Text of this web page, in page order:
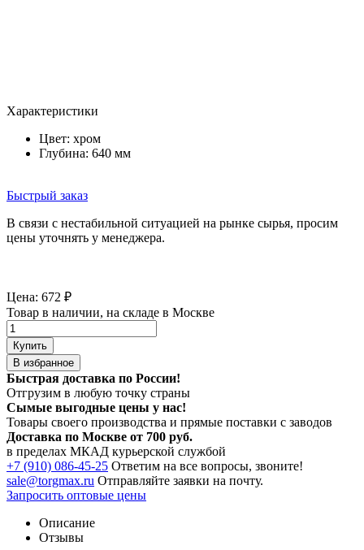
Характеристики
Цвет: хром
Глубина: 640 мм
Быстрый заказ
В связи с нестабильной ситуацией на рынке сырья, просим
цены уточнять у менеджера.
Цена: 672 ₽
Товар в наличии, на складе в Москве
Купить
В избранное
Быстрая доставка по России!
Отгрузим в любую точку страны
Сымые выгодные цены у нас!
Товары своего производства и прямые поставки с заводов
Доставка по Москве от 700 руб.
в пределах МКАД курьерской службой
+7 (910) 086-45-25 Ответим на все вопросы, звоните!
sale@torgmax.ru Отправляйте заявки на почту.
Запросить оптовые цены
Описание
Отзывы